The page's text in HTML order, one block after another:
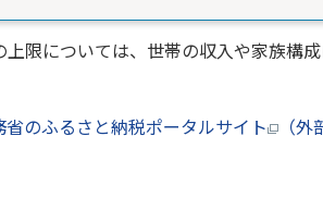
限については、世帯の収入や家族構
省のふるさと納税ポータルサイト
（外